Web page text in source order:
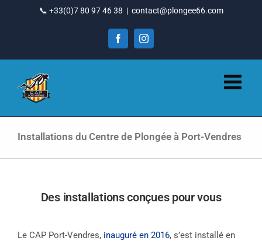
📞 +33(0)7 80 97 46 38 | contact@plongee66.com
FacebookInstagram
Installations du Centre de Plongée à Port-Vendres
Des installations conçues pour vous
Le CAP Port-Vendres, inauguré en 2016, s’est installé en